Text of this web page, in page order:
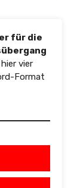
für die
vier
Format